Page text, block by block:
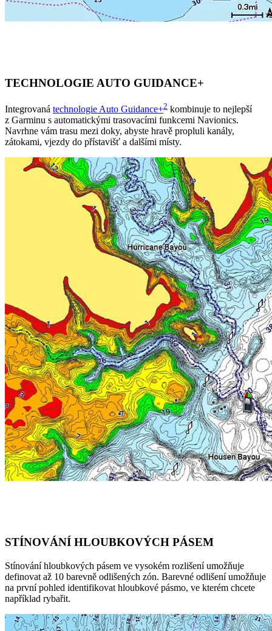
TECHNOLOGIE AUTO GUIDANCE+
Integrovaná technologie Auto Guidance+2 kombinuje to nejlepší
z Garminu s automatickými trasovacími funkcemi Navionics.
Navrhne vám trasu mezi doky, abyste hravě propluli kanály,
zátokami, vjezdy do přístavišť a dalšími místy.
STÍNOVÁNÍ HLOUBKOVÝCH PÁSEM
Stínování hloubkových pásem ve vysokém rozlišení umožňuje
definovat až 10 barevně odlišených zón. Barevné odlišení umožňuje
na první pohled identifikovat hloubkové pásmo, ve kterém chcete
například rybařit.